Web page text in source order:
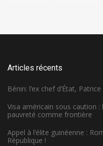
Articles récents
Bénin: l’ex chef d’État,
Visa américain sous caution
pauvreté comme frontière
Appel à l’élite guinéenne :
République !